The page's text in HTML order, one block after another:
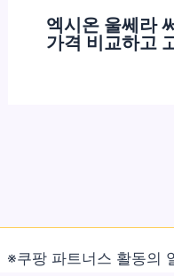
엑시온 울쎄라
가격 비교하고
※쿠팡 파트너스 활동의